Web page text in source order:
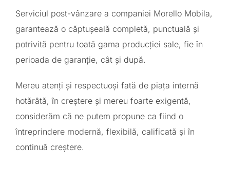
Serviciul post-vânzare a companiei Morello Mobila,
garantează o căptușeală completă, punctuală și
potrivită pentru toată gama producției sale, fie în
perioada de garanție, cât și după.
Mereu atenți și respectuoși fată de piața internă
hotărâtă, în creștere și mereu foarte exigentă,
considerăm că ne putem propune ca fiind o
întreprindere modernă, flexibilă, calificată și în
continuă creștere.